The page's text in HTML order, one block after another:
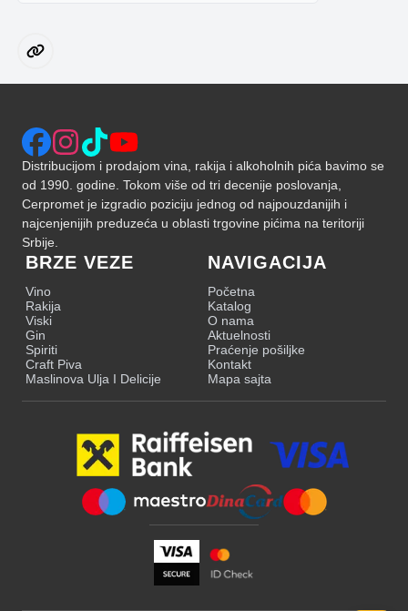
Distribucijom i prodajom vina, rakija i alkoholnih pića bavimo se
od 1990. godine. Tokom više od tri decenije poslovanja,
Cerpromet je izgradio poziciju jednog od najpouzdanijih i
najcenjenijih preduzeća u oblasti trgovine pićima na teritoriji
Srbije.
BRZE VEZE
Vino
Rakija
Viski
Gin
Spiriti
Craft Piva
Maslinova Ulja I Delicije
NAVIGACIJA
Početna
Katalog
O nama
Aktuelnosti
Praćenje pošiljke
Kontakt
Mapa sajta